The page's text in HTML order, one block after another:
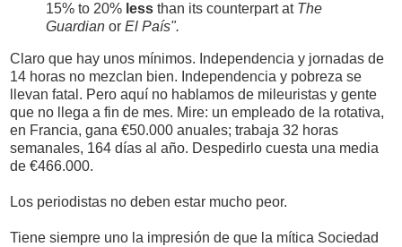
15% to 20% less than its counterpart at The
Guardian or El País".
Claro que hay unos mínimos. Independencia y jornadas de
14 horas no mezclan bien. Independencia y pobreza se
llevan fatal. Pero aquí no hablamos de mileuristas y gente
que no llega a fin de mes. Mire: un empleado de la rotativa,
en Francia, gana €50.000 anuales; trabaja 32 horas
semanales, 164 días al año. Despedirlo cuesta una media
de €466.000.
Los periodistas no deben estar mucho peor.
Tiene siempre uno la impresión de que la mítica Sociedad